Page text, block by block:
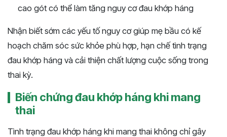
cao gót có thể làm tăng nguy cơ đau khớp háng
Nhận biết sớm các yếu tố nguy cơ giúp mẹ bầu có kế
hoạch chăm sóc sức khỏe phù hợp, hạn chế tình trạng
đau khớp háng và cải thiện chất lượng cuộc sống trong
thai kỳ.
Biến chứng đau khớp háng khi mang
thai
Tình trạng đau khớp háng khi mang thai không chỉ gây